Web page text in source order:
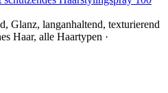
Glanz, langanhaltend, texturierend
Haar, alle Haartypen ·